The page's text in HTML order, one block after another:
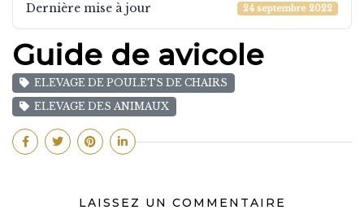
Dernière mise à jour 24 septembre 2022
Guide de avicole
ELEVAGE DE POULETS DE CHAIRS
ELEVAGE DES ANIMAUX
LAISSEZ UN COMMENTAIRE